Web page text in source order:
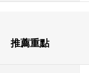
推薦重點